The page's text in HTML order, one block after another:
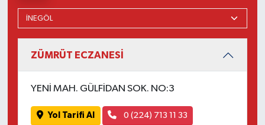
ZÜMRÜT ECZANESİ
YENİ MAH. GÜLFİDAN SOK. NO:3
Yol Tarifi Al 0 (224) 713 11 33